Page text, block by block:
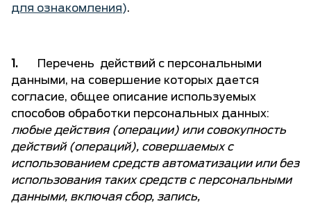
для ознакомления).
1. Перечень действий с персональными
данными, на совершение которых дается
согласие, общее описание используемых
способов обработки персональных данных:
любые действия (операции) или совокупность
действий (операций), совершаемых с
использованием средств автоматизации или без
использования таких средств с персональными
данными, включая сбор, запись,